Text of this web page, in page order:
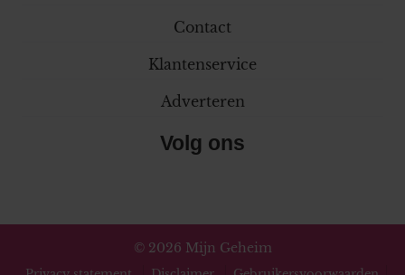
Contact
Klantenservice
Adverteren
Volg ons
© 2026 Mijn Geheim